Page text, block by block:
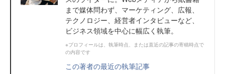
まで媒体問わず、マーケティング、広報、
テクノロジー、経営者インタビューなど、
ビジネス領域を中心に幅広く執筆。
※プロフィールは、執筆時点、または直近の記事の寄稿時点で
の内容です
この著者の最近の執筆記事